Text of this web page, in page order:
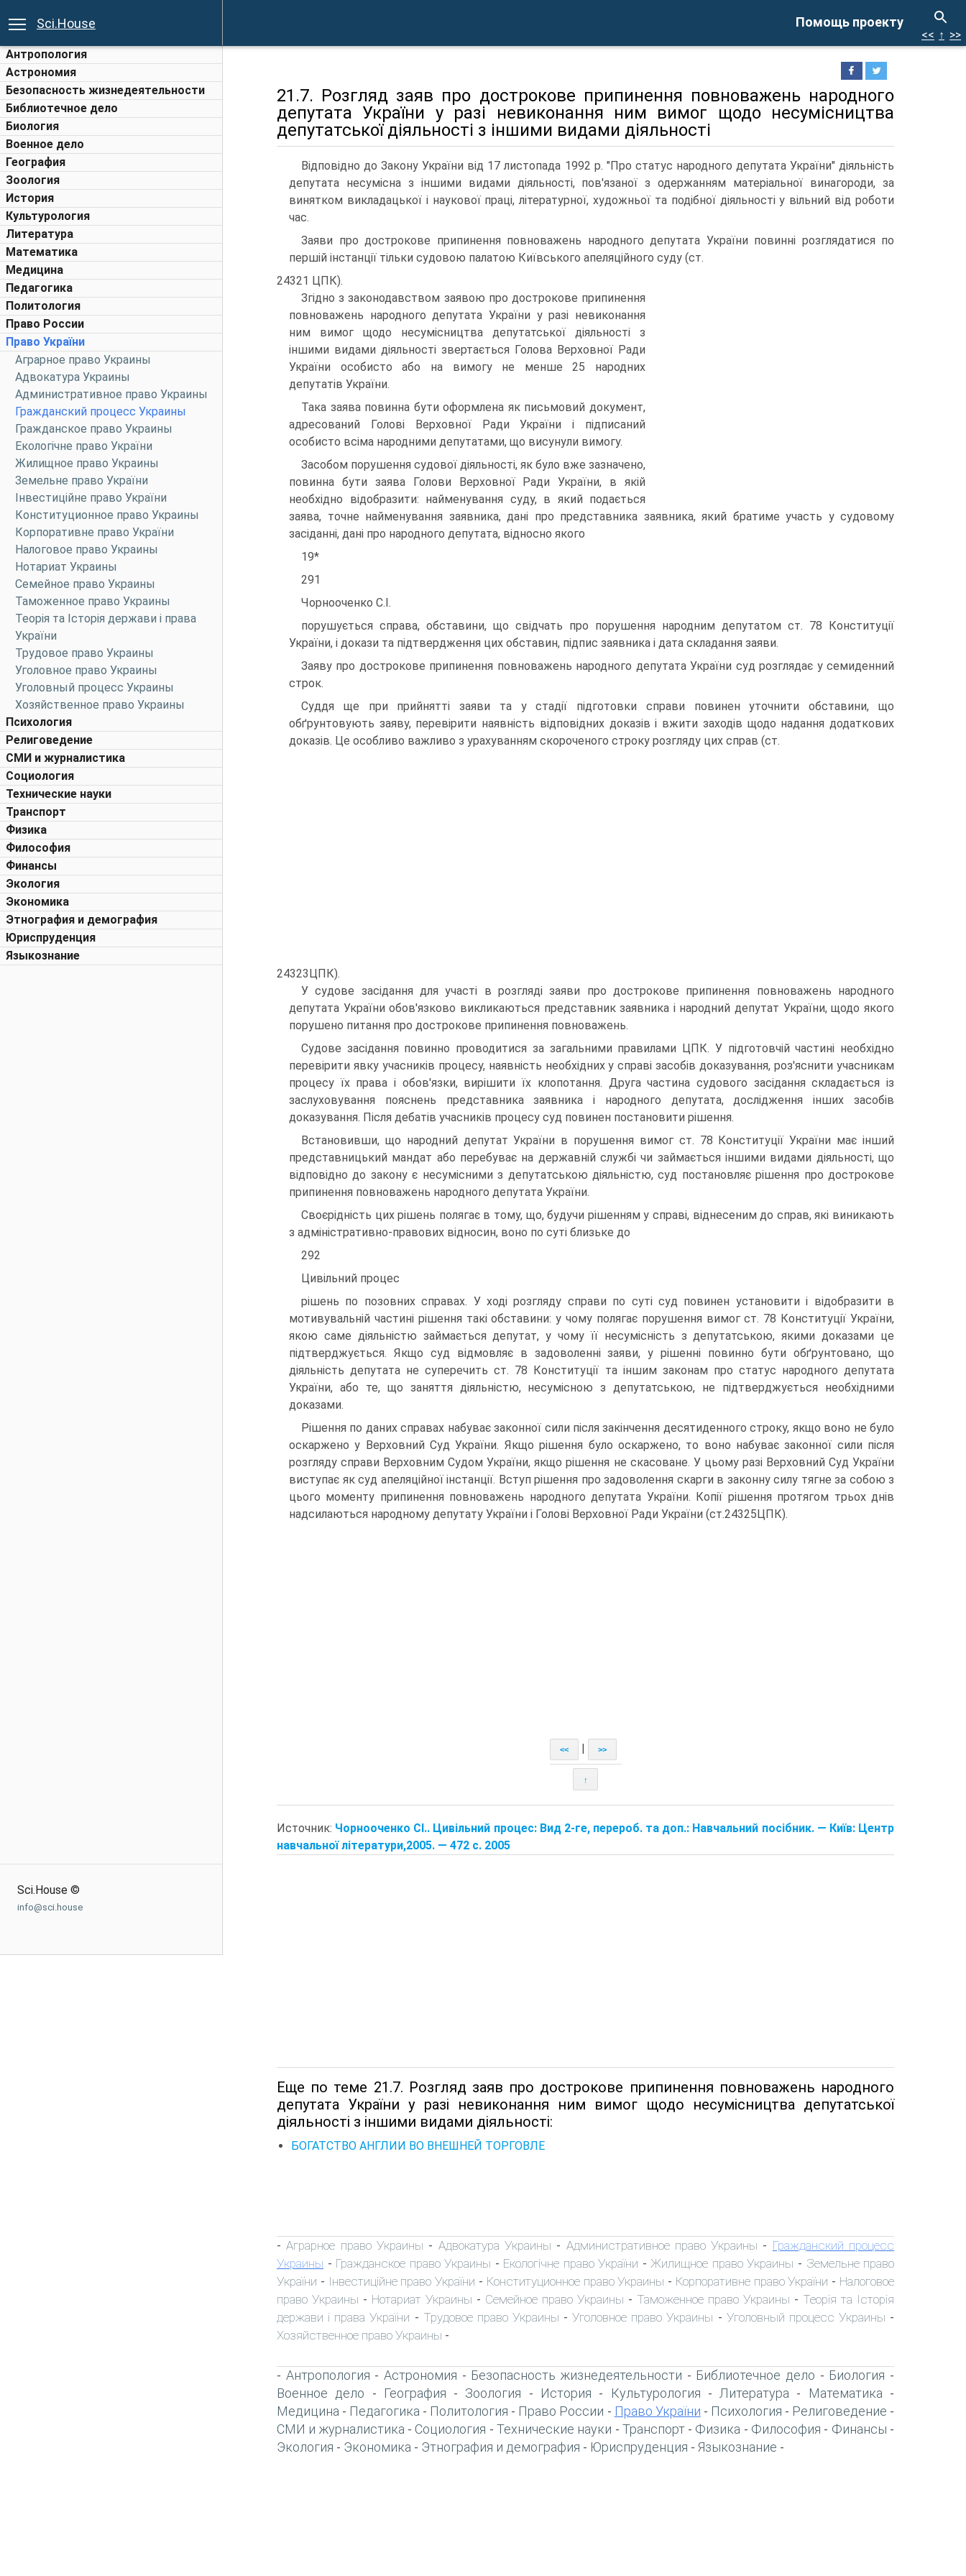
Помощь проекту
Sci.House
Антропология
Астрономия
Безопасность жизнедеятельности
Библиотечное дело
Биология
Военное дело
География
Зоология
История
Культурология
Литература
Математика
Медицина
Педагогика
Политология
Право России
Право України
Аграрное право Украины
Адвокатура Украины
Административное право Украины
Гражданский процесс Украины
Гражданское право Украины
Екологічне право України
Жилищное право Украины
Земельне право України
Інвестиційне право України
Конституционное право Украины
Корпоративне право України
Налоговое право Украины
Нотариат Украины
Семейное право Украины
Таможенное право Украины
Теорія та Історія держави і права
України
Трудовое право Украины
Уголовное право Украины
Уголовный процесс Украины
Хозяйственное право Украины
Психология
Религоведение
СМИ и журналистика
Социология
Технические науки
Транспорт
Физика
Философия
Финансы
Экология
Экономика
Этнография и демография
Юриспруденция
Языкознание
Sci.House ©
info@sci.house
<< ↑ >>
21.7. Розгляд заяв про дострокове припинення повноважень народного
депутата України у разі невиконання ним вимог щодо несумісництва
депутатської діяльності з іншими видами діяльності
Відповідно до Закону України від 17 листопада 1992 р. "Про статус народного депутата України" діяльність
депутата несумісна з іншими видами діяльності, пов'язаної з одержанням матеріальної винагороди, за
винятком викладацької і наукової праці, літературної, художньої та подібної діяльності у вільний від роботи
час.
Заяви про дострокове припинення повноважень народного депутата України повинні розглядатися по
першій інстанції тільки судовою палатою Київського апеляційного суду (ст.
24321 ЦПК).
Згідно з законодавством заявою про дострокове припинення
повноважень народного депутата України у разі невиконання
ним вимог щодо несумісництва депутатської діяльності з
іншими видами діяльності звертається Голова Верховної Ради
України особисто або на вимогу не менше 25 народних
депутатів України.
Така заява повинна бути оформлена як письмовий документ,
адресований Голові Верховної Ради України і підписаний
особисто всіма народними депутатами, що висунули вимогу.
Засобом порушення судової діяльності, як було вже зазначено,
повинна бути заява Голови Верховної Ради України, в якій
необхідно відобразити: найменування суду, в який подається
заява, точне найменування заявника, дані про представника заявника, який братиме участь у судовому
засіданні, дані про народного депутата, відносно якого
19*
291
Чорнооченко C.I.
порушується справа, обставини, що свідчать про порушення народним депутатом ст. 78 Конституції
України, і докази та підтвердження цих обставин, підпис заявника і дата складання заяви.
Заяву про дострокове припинення повноважень народного депутата України суд розглядає у семиденний
строк.
Суддя ще при прийнятті заяви та у стадії підготовки справи повинен уточнити обставини, що
обґрунтовують заяву, перевірити наявність відповідних доказів і вжити заходів щодо надання додаткових
доказів. Це особливо важливо з урахуванням скороченого строку розгляду цих справ (ст.
24323ЦПК).
У судове засідання для участі в розгляді заяви про дострокове припинення повноважень народного
депутата України обов'язково викликаються представник заявника і народний депутат України, щодо якого
порушено питання про дострокове припинення повноважень.
Судове засідання повинно проводитися за загальними правилами ЦПК. У підготовчій частині необхідно
перевірити явку учасників процесу, наявність необхідних у справі засобів доказування, роз'яснити учасникам
процесу їх права і обов'язки, вирішити їх клопотання. Друга частина судового засідання складається із
заслуховування пояснень представника заявника і народного депутата, дослідження інших засобів
доказування. Після дебатів учасників процесу суд повинен постановити рішення.
Встановивши, що народний депутат України в порушення вимог ст. 78 Конституції України має інший
представницький мандат або перебуває на державній службі чи займається іншими видами діяльності, що
відповідно до закону є несумісними з депутатською діяльністю, суд постановляє рішення про дострокове
припинення повноважень народного депутата України.
Своєрідність цих рішень полягає в тому, що, будучи рішенням у справі, віднесеним до справ, які виникають
з адміністративно-правових відносин, воно по суті близьке до
292
Цивільний процес
рішень по позовних справах. У ході розгляду справи по суті суд повинен установити і відобразити в
мотивувальній частині рішення такі обставини: у чому полягає порушення вимог ст. 78 Конституції України,
якою саме діяльністю займається депутат, у чому її несумісність з депутатською, якими доказами це
підтверджується. Якщо суд відмовляє в задоволенні заяви, у рішенні повинно бути обґрунтовано, що
діяльність депутата не суперечить ст. 78 Конституції та іншим законам про статус народного депутата
України, або те, що заняття діяльністю, несумісною з депутатською, не підтверджується необхідними
доказами.
Рішення по даних справах набуває законної сили після закінчення десятиденного строку, якщо воно не було
оскаржено у Верховний Суд України. Якщо рішення було оскаржено, то воно набуває законної сили після
розгляду справи Верховним Судом України, якщо рішення не скасоване. У цьому разі Верховний Суд України
виступає як суд апеляційної інстанції. Вступ рішення про задоволення скарги в законну силу тягне за собою з
цього моменту припинення повноважень народного депутата України. Копії рішення протягом трьох днів
надсилаються народному депутату України і Голові Верховної Ради України (ст.24325ЦПК).
<< >>
↑
Источник: Чорнооченко СІ.. Цивільний процес: Вид 2-ге, перероб. та доп.: Навчальний посібник. — Київ: Центр
навчальної літератури,2005. — 472 с. 2005
Еще по теме 21.7. Розгляд заяв про дострокове припинення повноважень народного
депутата України у разі невиконання ним вимог щодо несумісництва депутатської
діяльності з іншими видами діяльності:
БОГАТСТВО АНГЛИИ ВО ВНЕШНЕЙ ТОРГОВЛЕ
-Аграрное право Украины - Адвокатура Украины - Административное право Украины - Гражданский процесс
Украины - Гражданское право Украины - Екологічне право України - Жилищное право Украины - Земельне право
України - Інвестиційне право України - Конституционное право Украины - Корпоративне право України - Налоговое
право Украины - Нотариат Украины - Семейное право Украины - Таможенное право Украины - Теорія та Історія
держави і права України - Трудовое право Украины -Уголовное право Украины - Уголовный процесс Украины -
Хозяйственное право Украины -
- Антропология -Астрономия - Безопасность жизнедеятельности - Библиотечное дело - Биология -
Военное дело - География - Зоология - История - Культурология - Литература - Математика -
Медицина - Педагогика - Политология - Право России - Право України - Психология - Религоведение -
СМИ и журналистика - Социология - Технические науки - Транспорт- Физика - Философия - Финансы -
Экология - Экономика - Этнография и демография - Юриспруденция - Языкознание -